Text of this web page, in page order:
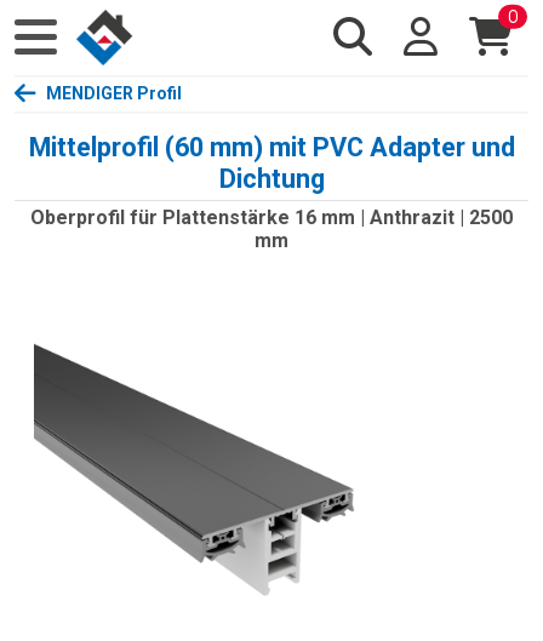
0
MENDIGER Profil
Mittelprofil (60 mm) mit PVC Adapter und
Dichtung
Oberprofil für Plattenstärke 16 mm | Anthrazit | 2500
mm